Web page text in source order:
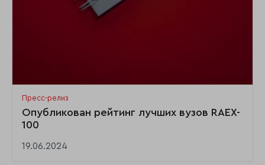
Пресс-релиз
Опубликован рейтинг лучших вузов RAEX-
100
19.06.2024